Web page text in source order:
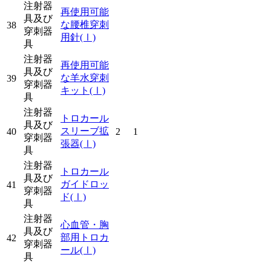
38
注射器
具及び
穿刺器
具
再使用可能
な腰椎穿刺
用針(Ⅰ)
39
注射器
具及び
穿刺器
具
再使用可能
な羊水穿刺
キット (Ⅰ)
40
注射器
具及び
穿刺器
具
トロカール
スリーブ拡
張器(Ⅰ)
2 1
41
注射器
具及び
穿刺器
具
トロカール
ガイドロッ
ド(Ⅰ)
42
注射器
具及び
穿刺器
具
心血管・胸
部用トロカ
ール(Ⅰ)